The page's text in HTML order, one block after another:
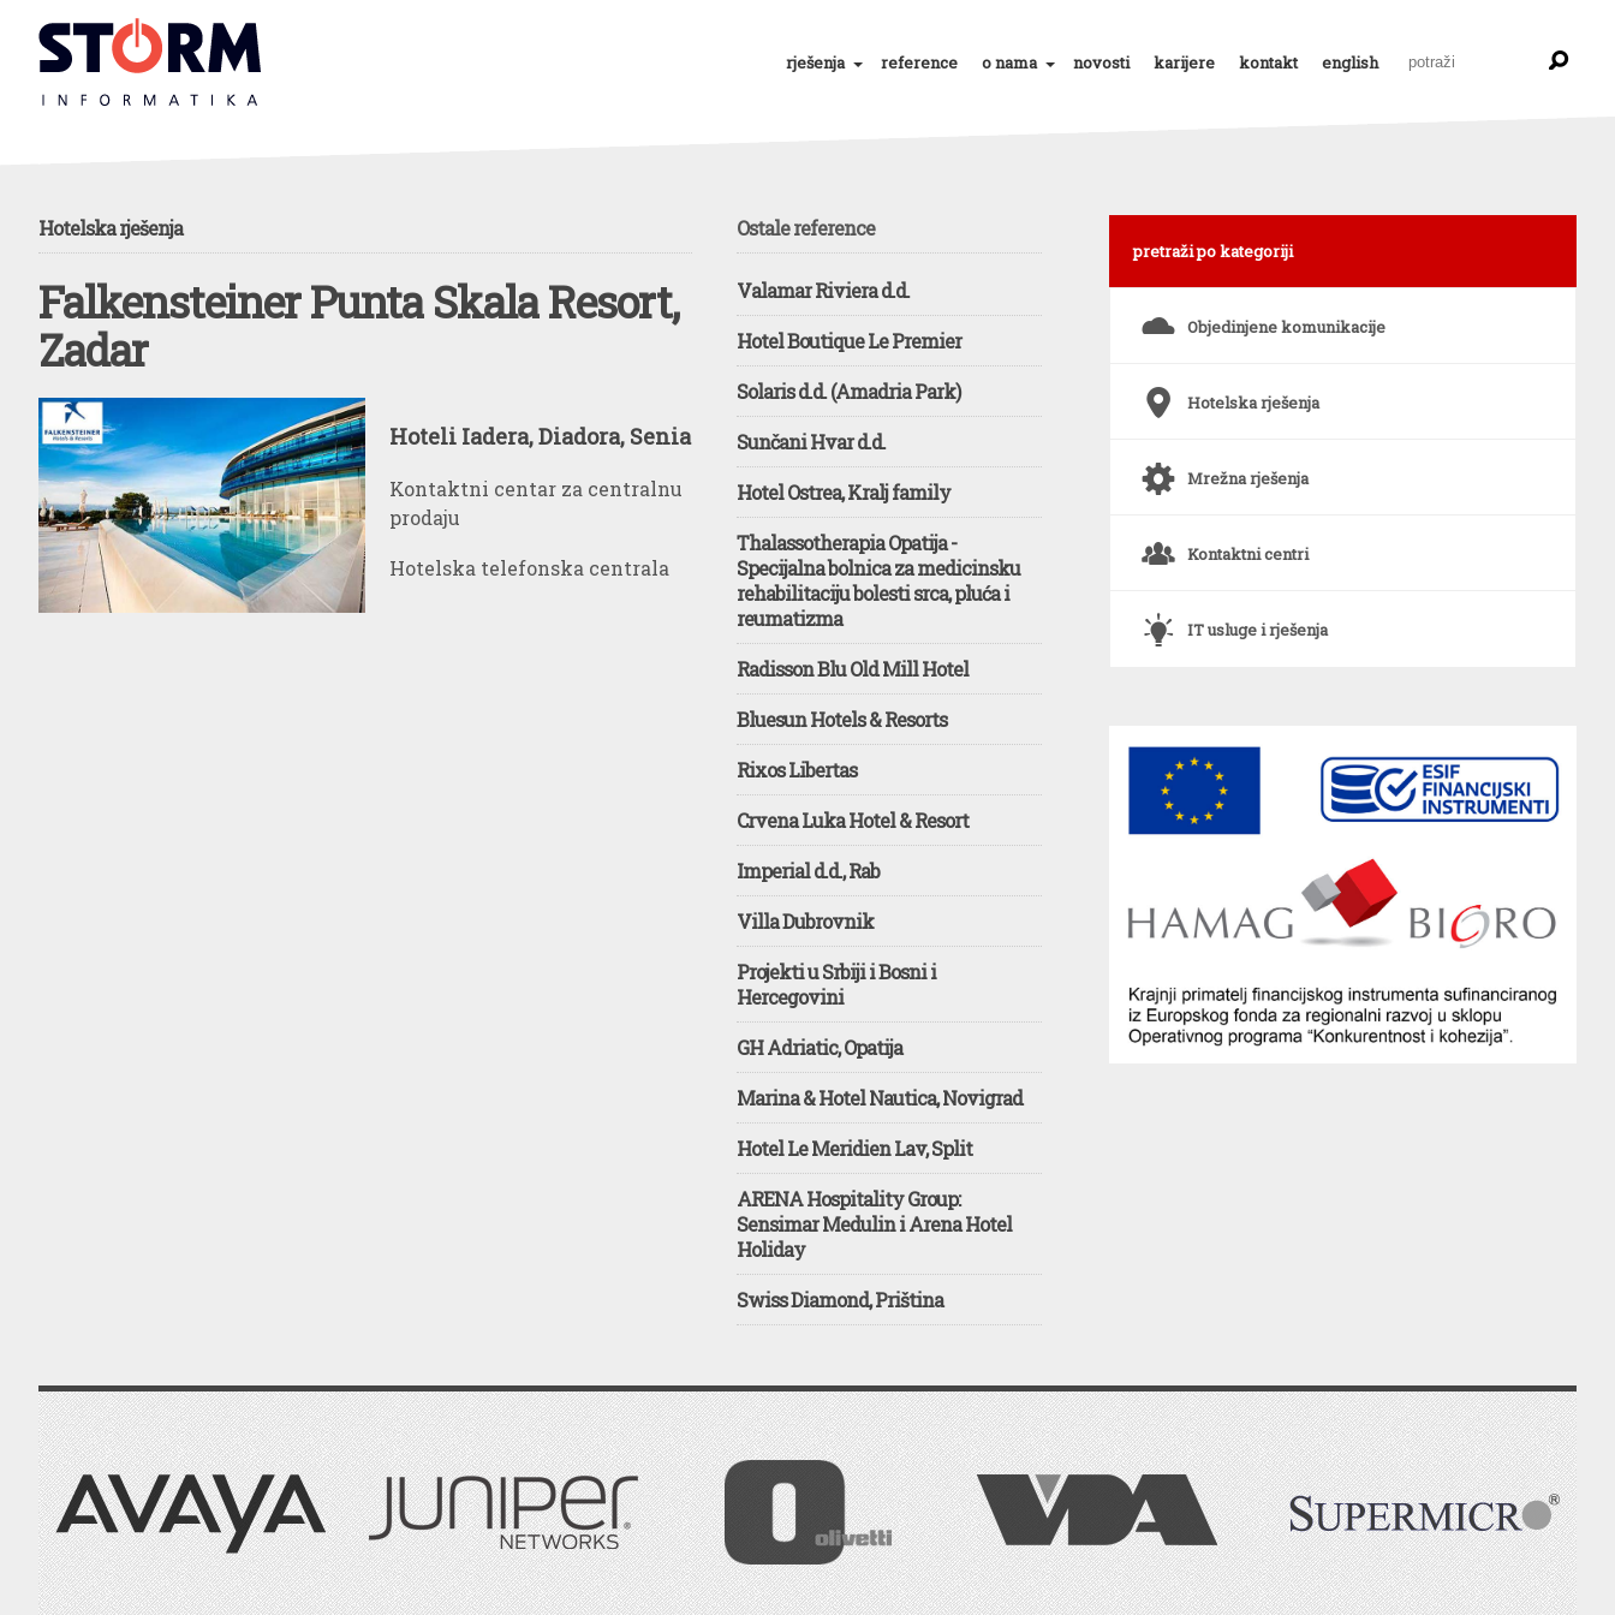
rješenja reference o nama novosti karijere kontakt english
Hotelska rješenja
Falkensteiner Punta Skala Resort,
Zadar
Hoteli Iadera, Diadora, Senia
Kontaktni centar za centralnu
prodaju
Hotelska telefonska centrala
Ostale reference
Valamar Riviera d.d.
Hotel Boutique Le Premier
Solaris d.d. (Amadria Park)
Sunčani Hvar d.d.
Hotel Ostrea, Kralj family
Thalassotherapia Opatija -
Specijalna bolnica za medicinsku
rehabilitaciju bolesti srca, pluća i
reumatizma
Radisson Blu Old Mill Hotel
Bluesun Hotels & Resorts
Rixos Libertas
Crvena Luka Hotel & Resort
Imperial d.d., Rab
Villa Dubrovnik
Projekti u Srbiji i Bosni i
Hercegovini
GH Adriatic, Opatija
Marina & Hotel Nautica, Novigrad
Hotel Le Meridien Lav, Split
ARENA Hospitality Group:
Sensimar Medulin i Arena Hotel
Holiday
Swiss Diamond, Priština
pretraži po kategoriji
s Objedinjene komunikacije
6 Hotelska rješenja
a Mrežna rješenja
o Kontaktni centri
` IT usluge i rješenja